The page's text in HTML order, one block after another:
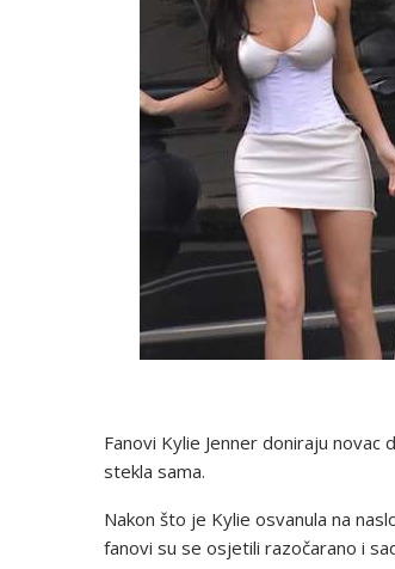
Fanovi Kylie Jenner doniraju
stekla sama.
Nakon što je Kylie osvanula na
fanovi su se osjetili razočarano i